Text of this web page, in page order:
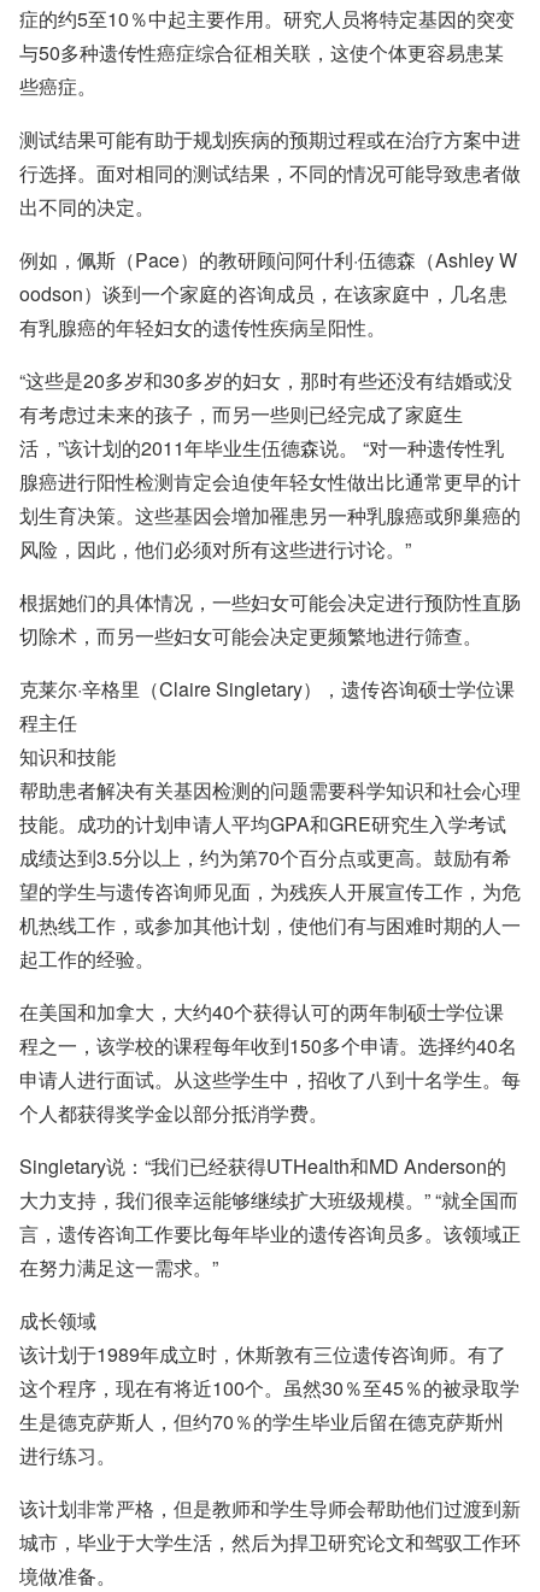
症的约5至10％中起主要作用。研究人员将特定基因的突变
与50多种遗传性癌症综合征相关联，这使个体更容易患某
些癌症。
测试结果可能有助于规划疾病的预期过程或在治疗方案中进
行选择。面对相同的测试结果，不同的情况可能导致患者做
出不同的决定。
例如，佩斯（Pace）的教研顾问阿什利·伍德森（Ashley W
oodson）谈到一个家庭的咨询成员，在该家庭中，几名患
有乳腺癌的年轻妇女的遗传性疾病呈阳性。
“这些是20多岁和30多岁的妇女，那时有些还没有结婚或没
有考虑过未来的孩子，而另一些则已经完成了家庭生
活，”该计划的2011年毕业生伍德森说。 “对一种遗传性乳
腺癌进行阳性检测肯定会迫使年轻女性做出比通常更早的计
划生育决策。这些基因会增加罹患另一种乳腺癌或卵巢癌的
风险，因此，他们必须对所有这些进行讨论。”
根据她们的具体情况，一些妇女可能会决定进行预防性直肠
切除术，而另一些妇女可能会决定更频繁地进行筛查。
克莱尔·辛格里（Claire Singletary），遗传咨询硕士学位课
程主任
知识和技能
帮助患者解决有关基因检测的问题需要科学知识和社会心理
技能。成功的计划申请人平均GPA和GRE研究生入学考试
成绩达到3.5分以上，约为第70个百分点或更高。鼓励有希
望的学生与遗传咨询师见面，为残疾人开展宣传工作，为危
机热线工作，或参加其他计划，使他们有与困难时期的人一
起工作的经验。
在美国和加拿大，大约40个获得认可的两年制硕士学位课
程之一，该学校的课程每年收到150多个申请。选择约40名
申请人进行面试。从这些学生中，招收了八到十名学生。每
个人都获得奖学金以部分抵消学费。
Singletary说：“我们已经获得UTHealth和MD Anderson的
大力支持，我们很幸运能够继续扩大班级规模。” “就全国而
言，遗传咨询工作要比每年毕业的遗传咨询员多。该领域正
在努力满足这一需求。”
成长领域
该计划于1989年成立时，休斯敦有三位遗传咨询师。有了
这个程序，现在有将近100个。虽然30％至45％的被录取学
生是德克萨斯人，但约70％的学生毕业后留在德克萨斯州
进行练习。
该计划非常严格，但是教师和学生导师会帮助他们过渡到新
城市，毕业于大学生活，然后为捍卫研究论文和驾驭工作环
境做准备。